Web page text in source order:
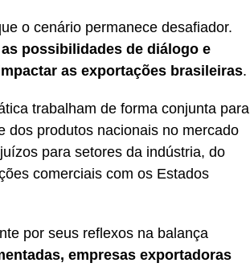
o cenário permanece desafiador.
possibilidades de diálogo e
as exportações brasileiras.
trabalham de forma conjunta para
dos produtos nacionais no mercado
para setores da indústria, do
comerciais com os Estados
por seus reflexos na balança
empresas exportadoras